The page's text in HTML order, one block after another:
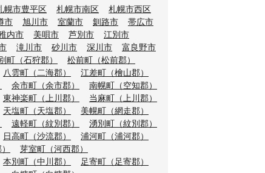
幌市豊平区 札幌市南区
札幌市西区
市 旭川市 室蘭市 釧路市
帯広市
内市 美唄市 芦別市
江別市
滝川市 砂川市 深川市
富良野市
町（石狩郡）
松前町（松前郡）
八雲町（二海郡）
江差町（檜山郡）
余市町（余市郡）
南幌町（空知郡）
東神楽町（上川郡）
当麻町（上川郡）
天塩町（天塩郡）
美幌町（網走郡）
遠軽町（紋別郡）
湧別町（紋別郡）
日高町（沙流郡）
浦河町（浦河郡）
芽室町（河西郡）
本別町（中川郡）
足寄町（足寄郡）